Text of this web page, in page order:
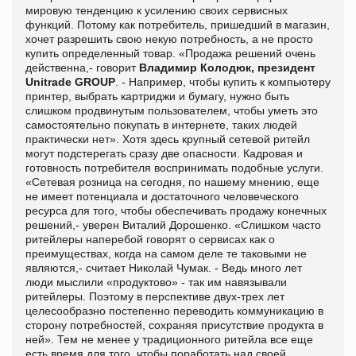
мировую тенденцию к усилению своих сервисных
функций. Потому как потребитель, пришедший в магазин,
хочет разрешить свою некую потребность, а не просто
купить определенный товар. «Продажа решений очень
действенна,- говоритВладимир Колодюк, президент
Unitrade GROUP . - Например, чтобы купить к компьютеру
принтер, выбрать картриджи и бумагу, нужно быть
слишком продвинутым пользователем, чтобы уметь это
самостоятельно покупать в интернете, таких людей
практически нет». Хотя здесь крупный сетевой ритейл
могут подстерегать сразу две опасности. Кадровая и
готовность потребителя воспринимать подобные услуги.
«Сетевая розница на сегодня, по нашему мнению, еще
не имеет потенциала и достаточного человеческого
ресурса для того, чтобы обеспечивать продажу конечных
решений,- уверен Виталий Дорошенко. «Слишком часто
ритейлеры наперебой говорят о сервисах как о
преимуществах, когда на самом деле те таковыми не
являются,- считает Николай Чумак. - Ведь много лет
люди мыслили «продуктово» - так им навязывали
ритейлеры. Поэтому в перспективе двух-трех лет
целесообразно постепенно переводить коммуникацию в
сторону потребностей, сохраняя присутствие продукта в
ней». Тем не менее у традиционного ритейла все еще
есть время для того, чтобы поработать над своей